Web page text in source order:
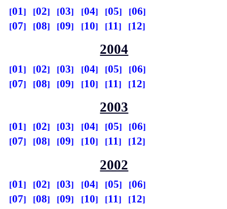
01 02 03 04 05
06
07
08 09 10 11 12
2004
01 02 03 04 05
06
07
08 09 10 11 12
2003
01 02 03 04 05
06
07
08 09 10 11 12
2002
01 02 03 04 05
06
07
08 09 10 11 12